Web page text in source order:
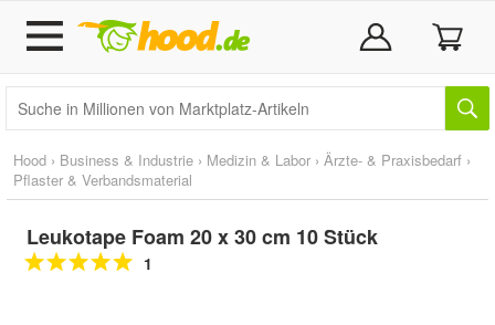
Hood › Business & Industrie › Medizin & Labor › Ärzte- & Praxisbedarf ›
Pflaster & Verbandsmaterial
Leukotape Foam 20 x 30 cm 10 Stück
1